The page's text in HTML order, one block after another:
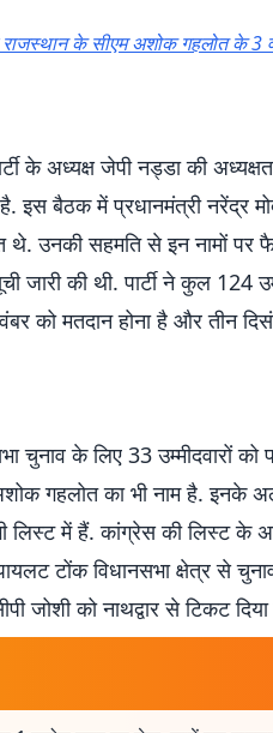
के सीएम अशोक गहलोत के 3
के अध्यक्ष जेपी नड्डा की
बैठक में प्रधानमंत्री नरेंद्र
थे. उनकी सहमति से इन नामों पर
जारी की थी. पार्टी ने कुल 124
को मतदान होना है और तीन
चुनाव के लिए 33 उम्मीदवारों को
गहलोत का भी नाम है. इनके
लिस्ट में हैं. कांग्रेस की लिस्ट के
टोंक विधानसभा क्षेत्र से
जोशी को नाथद्वार से टिकट